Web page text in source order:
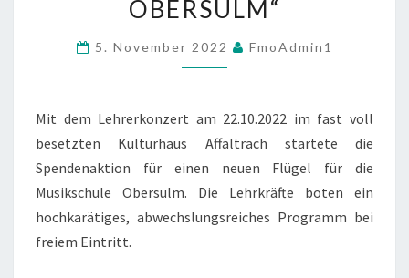
LÜGEL F
ÜR D
IE M
BERSULM“
BERSULM“
5. November 2022 FmoAdmin1
Mit dem Lehrerkonzert am 22.10.2022 im fast voll
besetzten Kulturhaus Affaltrach startete die
Spendenaktion für einen neuen Flügel für die
Musikschule Obersulm. Die Lehrkräfte boten ein
hochkarätiges, abwechslungsreiches Programm bei
freiem Eintritt.